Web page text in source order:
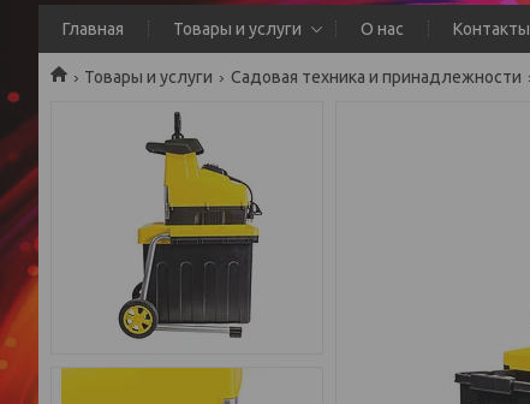
Главная Товары и услуги О нас Контакты
Товары и услуги Садовая техника и принадлежности